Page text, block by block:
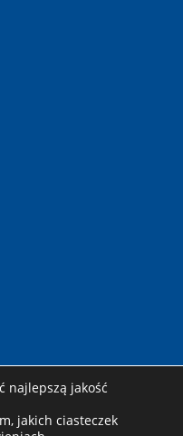
najlepszą jakość
jakich ciasteczek